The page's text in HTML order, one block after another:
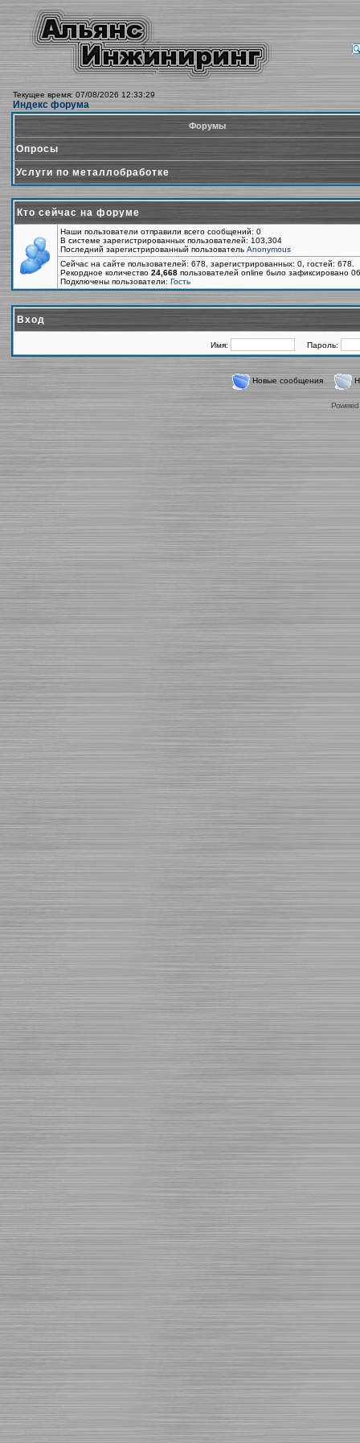
Текущее время: 07/08/2026 12:33:29
Индекс форума
Форумы
Опросы
Услуги по металлобработке
Кто сейчас на форуме
Наши пользователи отправили всего сообщений: 0
В системе зарегистрированных пользователей: 103,304
Последний зарегистрированный пользователь Anonymous
Сейчас на сайте пользователей: 678, зарегистрированных: 0, гостей:
Рекордное количество 24,668 пользователей online было зафиксировано
Подключены пользователи: Гость
Вход
Имя: Пароль:
Новые сообщения